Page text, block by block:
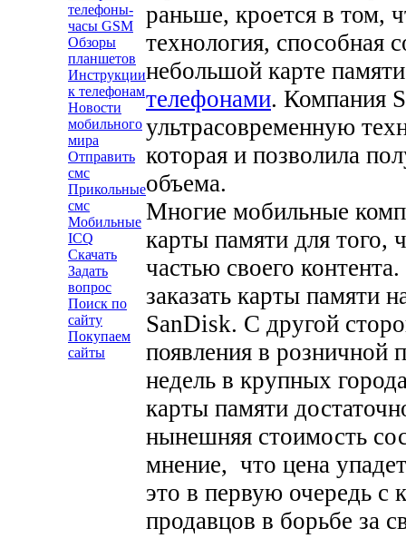
телефоны-
часы GSM
Обзоры
планшетов
Инструкции
к телефонам
Новости
мобильного
мира
Отправить
смс
Прикольные
смс
Мобильные
ICQ
Скачать
Задать
вопрос
Поиск по
сайту
Покупаем
сайты
раньше, кроется в том,
технология, способная
небольшой карте
телефонами. Компания
ультрасовременную
которая и позволила
объема.
Многие мобильные
карты памяти для того,
частью своего
заказать карты памяти
SanDisk. С другой
появления в розничной
недель в крупных
карты памяти
нынешняя стоимость
мнение, что цена
это в первую очередь с
продавцов в борьбе за